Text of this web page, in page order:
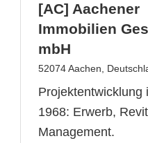
[AC] Aachener
Immobilien
mbH
52074 Aachen,
Projektentwicklung
1968: Erwerb,
Management.